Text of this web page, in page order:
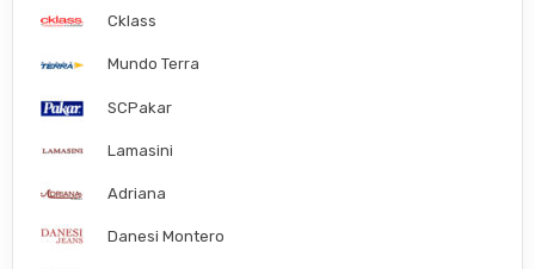
Cklass
Mundo Terra
SCPakar
Lamasini
Adriana
Danesi Montero